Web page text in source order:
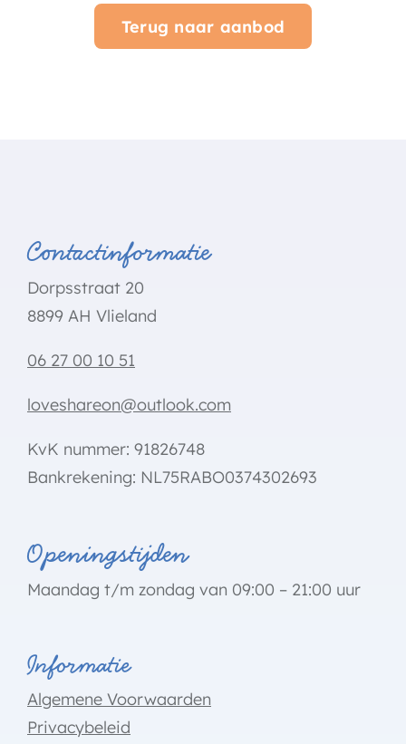
Terug naar aanbod
Contactinformatie
Dorpsstraat 20
8899 AH Vlieland
06 27 00 10 51
loveshareon@outlook.com
KvK nummer: 91826748
Bankrekening: NL75RABO0374302693
Openingstijden
Maandag t/m zondag van 09:00 – 21:00 uur
Informatie
Algemene Voorwaarden
Privacybeleid